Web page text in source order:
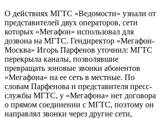
О действиях МГТС «Ведомости» узнали от
представителей двух операторов, сети
которых «Мегафон» использовал для
дозвона на МГТС. Гендиректор «Мегафон-
Москва» Игорь Парфенов уточнил: МГТС
перекрыла каналы, позволявшие
превращать зоновые звонки абонентов
«Мегафона» на ее сеть в местные. По
словам Парфенова и представителя пресс-
службы МГТС, у «Мегафона» нет договора
о прямом соединении с МГТС, поэтому он
направлял звонки через другие сети,